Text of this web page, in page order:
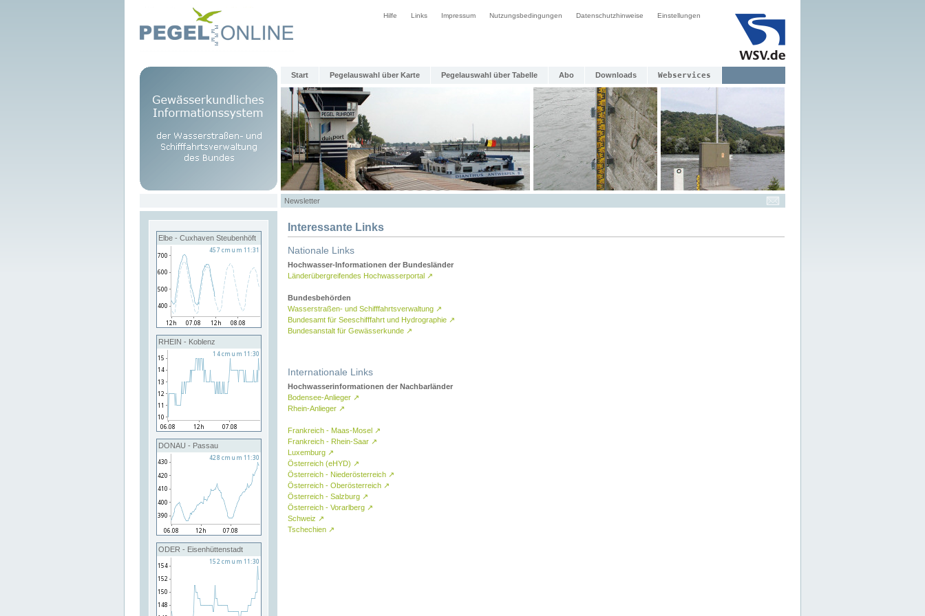
Hilfe Links Impressum Nutzungsbedingungen Datenschutzhinweise Einstellungen
Start Pegelauswahl über Karte Pegelauswahl über Tabelle Abo Downloads Webservices
Newsletter
Elbe - Cuxhaven Steubenhöft
RHEIN - Koblenz
DONAU - Passau
ODER - Eisenhüttenstadt
Interessante Links
Nationale Links
Hochwasser-Informationen der Bundesländer
Länderübergreifendes Hochwasserportal ↗
Bundesbehörden
Wasserstraßen- und Schifffahrtsverwaltung ↗
Bundesamt für Seeschifffahrt und Hydrographie ↗
Bundesanstalt für Gewässerkunde ↗
Internationale Links
Hochwasserinformationen der Nachbarländer
Bodensee-Anlieger ↗
Rhein-Anlieger ↗
Frankreich - Maas-Mosel ↗
Frankreich - Rhein-Saar ↗
Luxemburg ↗
Österreich (eHYD) ↗
Österreich - Niederösterreich ↗
Österreich - Oberösterreich ↗
Österreich - Salzburg ↗
Österreich - Vorarlberg ↗
Schweiz ↗
Tschechien ↗